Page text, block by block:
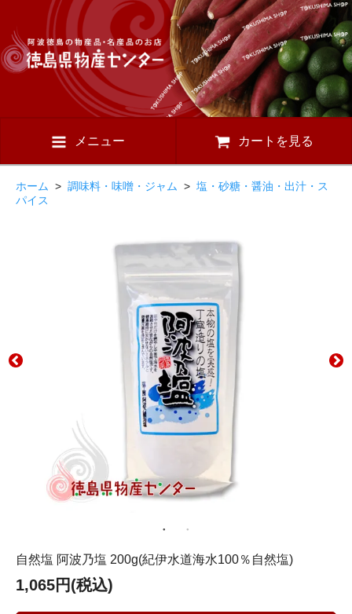
メニュー カートを見る
ホーム > 調味料・味噌・ジャム > 塩・砂糖・醤油・出汁・ス
パイス
自然塩 阿波乃塩 200g(紀伊水道海水100％自然塩)
1,065円(税込)